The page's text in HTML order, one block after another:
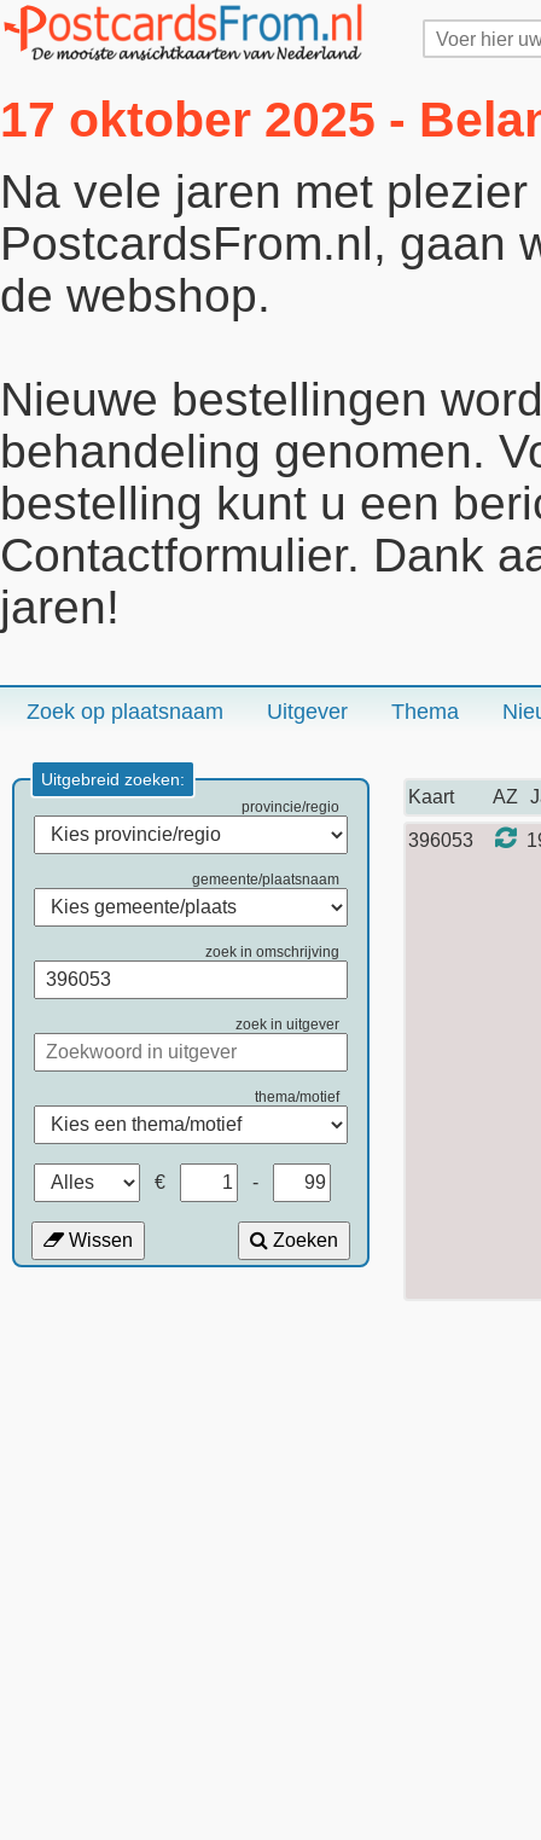
17 oktober 2025 -
Na vele jaren met
PostcardsFrom.nl, gaan
de webshop.
Nieuwe bestellingen
behandeling genomen.
bestelling kunt u een
Contactformulier. Dank
jaren!
Zoek op plaatsnaam Uitgever Thema
Uitgebreid zoeken:
provincie/regio
gemeente/plaatsnaam
zoek in omschrijving
zoek in uitgever
thema/motief
€ -
Wissen Zoeken
Kaart AZ
396053